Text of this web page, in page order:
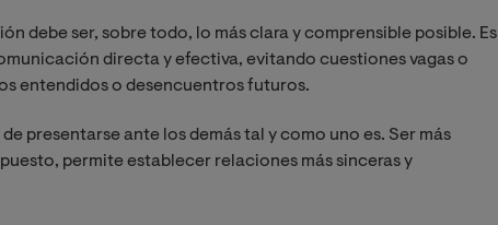
debe ser, sobre todo, lo más clara y comprensible posible. Es
directa y efectiva, evitando cuestiones vagas o
entendidos o desencuentros futuros.
de presentarse ante los demás tal y como uno es. Ser más
permite establecer relaciones más sinceras y